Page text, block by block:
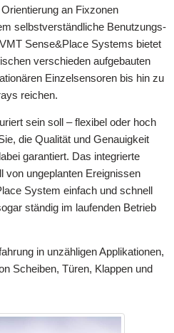
an Fixzonen
selbstverständliche Benutzungs-
Sense&Place Systems bietet
verschieden aufgebauten
Einzelsensoren bis hin zu
reichen.
sein soll – flexibel oder hoch
die Qualität und Genauigkeit
garantiert. Das integrierte
von ungeplanten Ereignissen
System einfach und schnell
ständig im laufenden Betrieb
in unzähligen Applikationen,
Scheiben, Türen, Klappen und